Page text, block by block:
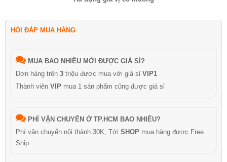
HỎI ĐÁP MUA HÀNG
MUA BAO NHIÊU MỚI ĐƯỢC GIÁ SỈ?
Đơn hàng trên 3 triệu được mua với giá sỉ VIP1
Thành viên VIP mua 1 sản phẩm cũng được giá sỉ
PHÍ VẬN CHUYỂN Ở TP.HCM BAO NHIÊU?
Phí vận chuyển nội thành 30K, Tới SHOP mua hàng được Free
Ship